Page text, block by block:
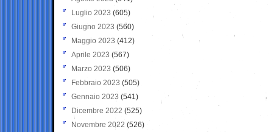
Luglio 2023 (605)
Giugno 2023 (560)
Maggio 2023 (412)
Aprile 2023 (567)
Marzo 2023 (506)
Febbraio 2023 (505)
Gennaio 2023 (541)
Dicembre 2022 (525)
Novembre 2022 (526)